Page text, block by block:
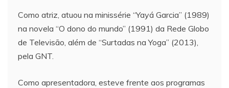
Como atriz, atuou na minissérie “Yayá Garcia” (1989)
na novela “O dono do mundo” (1991) da Rede Globo
de Televisão, além de “Surtadas na Yoga” (2013),
pela GNT.
Como apresentadora, esteve frente aos programas